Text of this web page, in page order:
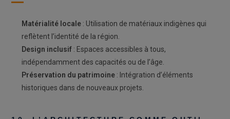
Matérialité locale : Utilisation de matériaux indigènes qui
reflètent l’identité de la région.
Design inclusif : Espaces accessibles à tous,
indépendamment des capacités ou de l’âge.
Préservation du patrimoine : Intégration d’éléments
historiques dans de nouveaux projets.